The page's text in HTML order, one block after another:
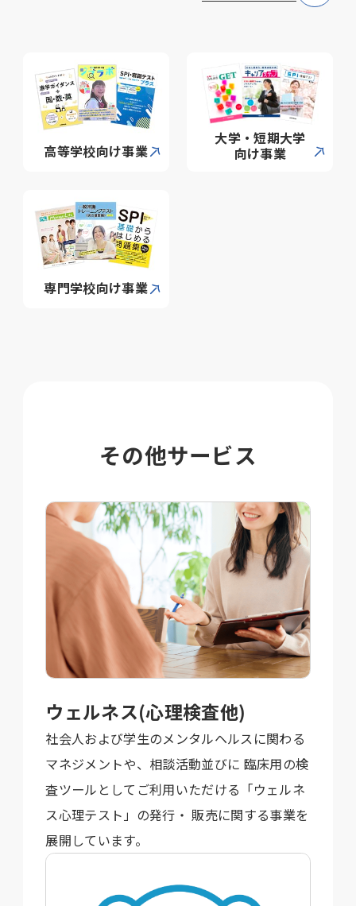
高等学校向け事業
大学・短期大学
向け事業
専門学校向け事業
その他サービス
ウェルネス(心理検査他)
社会人および学生のメンタルヘルスに関わる
マネジメントや、相談活動並びに 臨床用の検
査ツールとしてご利用いただける「ウェルネ
ス心理テスト」の発行・ 販売に関する事業を
展開しています。